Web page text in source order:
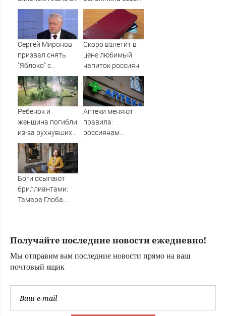
Москве 7 августа
жизнь отказом от
российского газа
Сергей Миронов
призвал снять
"Яблоко" с
выборов -
Новости на
Вести.ru
Скоро взлетит в
цене любимый
напиток россиян
Ребенок и
женщина погибли
из-за рухнувших
деревьев во
время урагана в
Смоленске -
Новости на
Вести.ru
Аптеки меняют
правила:
россиянам
Боги осыпают
бриллиантами:
Тамара Глоба
волной удачи с 7
Получайте последние новости ежедневно!
Мы отправим вам последние новости прямо на ваш
почтовый ящик